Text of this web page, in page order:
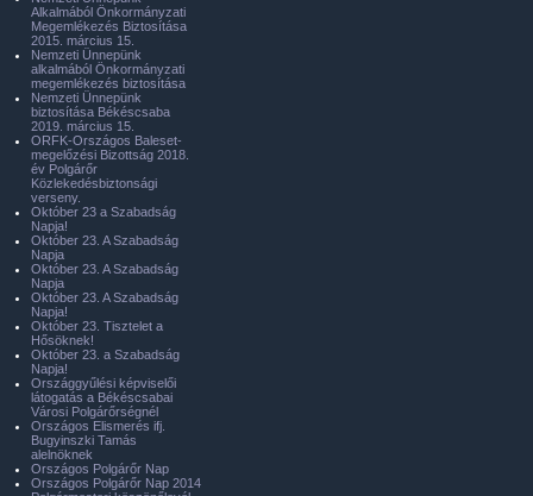
Alkalmából Önkormányzati
Megemlékezés Biztosítása
2015. március 15.
Nemzeti Ünnepünk
alkalmából Önkormányzati
megemlékezés biztosítása
Nemzeti Ünnepünk
biztosítása Békéscsaba
2019. március 15.
ORFK-Országos Baleset-
megelőzési Bizottság 2018.
év Polgárőr
Közlekedésbiztonsági
verseny.
Október 23 a Szabadság
Napja!
Október 23. A Szabadság
Napja
Október 23. A Szabadság
Napja
Október 23. A Szabadság
Napja!
Október 23. Tisztelet a
Hősöknek!
Október 23. a Szabadság
Napja!
Országgyűlési képviselői
látogatás a Békéscsabai
Városi Polgárőrségnél
Országos Elismerés ifj.
Bugyinszki Tamás
alelnöknek
Országos Polgárőr Nap
Országos Polgárőr Nap 2014